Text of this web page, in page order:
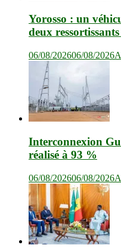
Yorosso : un
deux
06/08/202606/08/2026
Interconnexion
réalisé à 93 %
06/08/202606/08/2026